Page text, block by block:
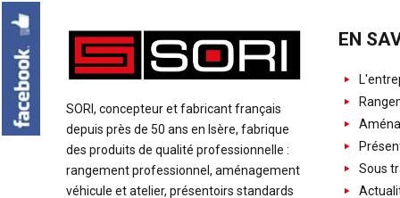
SORI, concepteur et fabricant français
depuis près de 50 ans en Isère, fabrique
des produits de qualité professionnelle :
rangement professionnel, aménagement
véhicule et atelier, présentoirs standards
EN
Sous